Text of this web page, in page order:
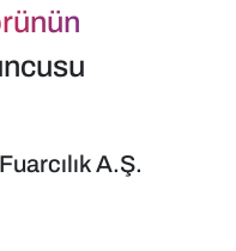
A.Ş.